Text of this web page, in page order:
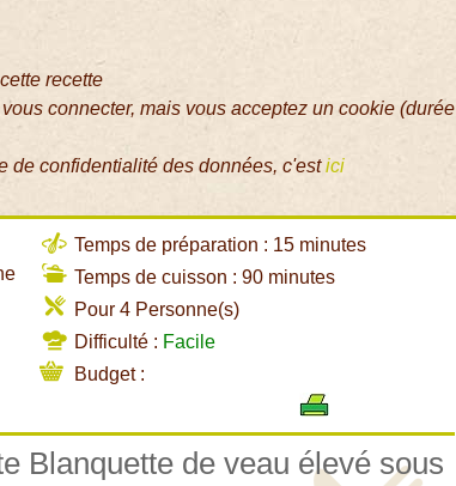
recette
connecter, mais vous acceptez un cookie (durée
de confidentialité des données, c'estici
Temps de préparation : 15 minutes
Temps de cuisson : 90 minutes
Pour 4 Personne(s)
Difficulté : Facile
Budget :
Blanquette de veau élevé sous